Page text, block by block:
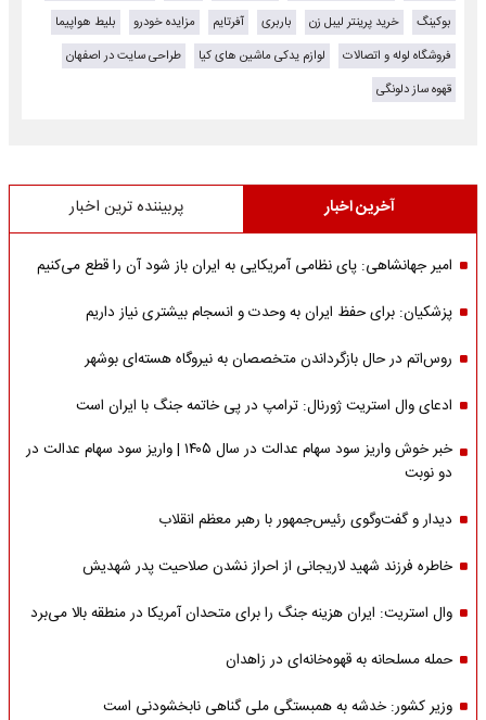
بوکینگ
خرید پرینتر لیبل زن باربری آفرتایم مزایده خودرو
بلیط هواپیما
فروشگاه لوله و اتصالات
لوازم یدکی ماشین های کیا
طراحی سایت در اصفهان
قهوه ساز دلونگی
آخرین اخبار پربیننده ترین اخبار
امیر جهانشاهی: پای نظامی آمریکایی به ایران باز شود آن را قطع می‌کنیم
پزشکیان: برای حفظ ایران به وحدت و انسجام بیشتری نیاز داریم
روس‌اتم در حال بازگرداندن متخصصان به نیروگاه هسته‌ای بوشهر
ادعای وال استریت ژورنال: ترامپ در پی خاتمه جنگ با ایران است
خبر خوش واریز سود سهام عدالت در سال ۱۴۰۵ | واریز سود سهام عدالت در
دو نوبت
دیدار و گفت‌وگوی رئیس‌جمهور با رهبر معظم انقلاب
خاطره فرزند شهید لاریجانی از احراز نشدن صلاحیت پدر شهدیش
وال استریت: ایران هزینه جنگ را برای متحدان آمریکا در منطقه بالا می‌برد
حمله مسلحانه به قهوه‌خانه‌ای در زاهدان
وزیر کشور: خدشه به همبستگی ملی گناهی نابخشودنی است